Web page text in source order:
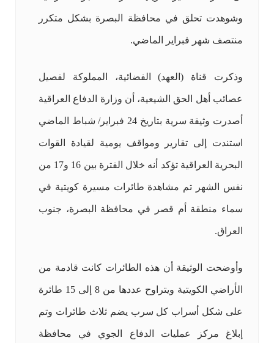
وشوهدت تحلق في محافظة البصرة بشكل متكرر
منتصف شهر فبراير الماضي.
وذكرت قناة (العهد) الفضائية، المملوكة لفصيل
عصائب أهل الحق الشيعية، أن وزارة الدفاع العراقية
أصدرت وثيقة سرية بتاريخ 24 فبراير/ شباط الماضي
استندت إلى تقارير ومواقف يومية لقيادة القوات
البحرية العراقية تؤكد أنه خلال الفترة بين 16 و17 من
نفس الشهر تم مشاهدة طائرات مسيرة كويتية في
سماء منطقة أم قصر في محافظة البصرة، جنوب
العراق.
وأوضحت الوثيقة أن هذه الطائرات كانت قادمة من
الأراضي الكويتية ويتراوح عددها من 8 إلى 15 طائرة
على شكل أسراب كل سرب يضم ثلاث طائرات وتم
إبلاغ مركز عمليات الدفاع الجوي في محافظة